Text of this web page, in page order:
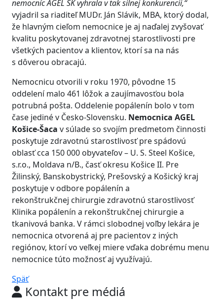
nemocníc AGEL SK vyhrala v tak silnej konkurencii,“
vyjadril sa riaditeľ MUDr. Ján Slávik, MBA, ktorý dodal,
že hlavným cieľom nemocnice je aj naďalej zvyšovať
kvalitu poskytovanej zdravotnej starostlivosti pre
všetkých pacientov a klientov, ktorí sa na nás
s dôverou obracajú.
Nemocnicu otvorili v roku 1970, pôvodne 15
oddelení malo 461 lôžok a zaujímavosťou bola
potrubná pošta. Oddelenie popálenín bolo v tom
čase jediné v Česko-Slovensku. Nemocnica AGEL
Košice-Šaca v súlade so svojím predmetom činnosti
poskytuje zdravotnú starostlivosť pre spádovú
oblasť cca 150 000 obyvateľov – U. S. Steel Košice,
s.r.o., Moldava n/B., časť okresu Košice II. Pre
Žilinský, Banskobystrický, Prešovský a Košický kraj
poskytuje v odbore popálenín a
rekonštrukčnej chirurgie zdravotnú starostlivosť
Klinika popálenín a rekonštrukčnej chirurgie a
tkanivová banka. V rámci slobodnej voľby lekára je
nemocnica otvorená aj pre pacientov z iných
regiónov, ktorí vo veľkej miere vďaka dobrému menu
nemocnice túto možnosť aj využívajú.
Späť
Kontakt pre médiá